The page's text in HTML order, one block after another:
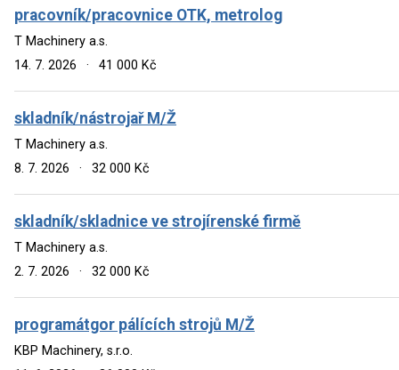
pracovník/pracovnice OTK, metrolog
T Machinery a.s.
14. 7. 2026
· 41 000 Kč
skladník/nástrojař M/Ž
T Machinery a.s.
8. 7. 2026
· 32 000 Kč
skladník/skladnice ve strojírenské firmě
T Machinery a.s.
2. 7. 2026
· 32 000 Kč
programátgor pálících strojů M/Ž
KBP Machinery, s.r.o.